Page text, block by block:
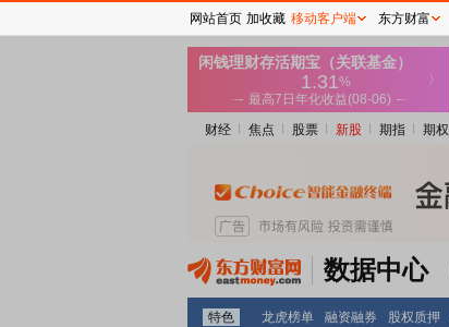
财经 焦点 股票 新股 期指 期权
数据中心
特色 龙虎榜单 融资融券 股权质押
网站首页 加收藏 移动客户端 东方财富